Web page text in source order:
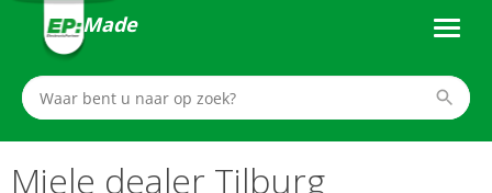
Made
Miele dealer Tilburg